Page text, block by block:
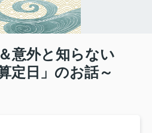
意外と知らない
定日」のお話～